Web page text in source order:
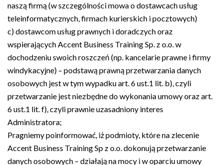
naszą firmą (w szczególności mowa o dostawcach usług
teleinformatycznych, firmach kurierskich i pocztowych)
c) dostawcom usług prawnych i doradczych oraz
wspierających Accent Business Training Sp. z o.o. w
dochodzeniu swoich roszczeń (np. kancelarie prawne i firmy
windykacyjne) – podstawą prawną przetwarzania danych
osobowych jest w tym wypadku art. 6 ust.1 lit. b), czyli
przetwarzanie jest niezbędne do wykonania umowy oraz art.
6 ust.1 lit. f), czyli prawnie uzasadniony interes
Administratora;
Pragniemy poinformować, iż podmioty, które na zlecenie
Accent Business Training Sp z o.o. dokonują przetwarzanie
danych osobowych – działają na mocy i w oparciu umowy